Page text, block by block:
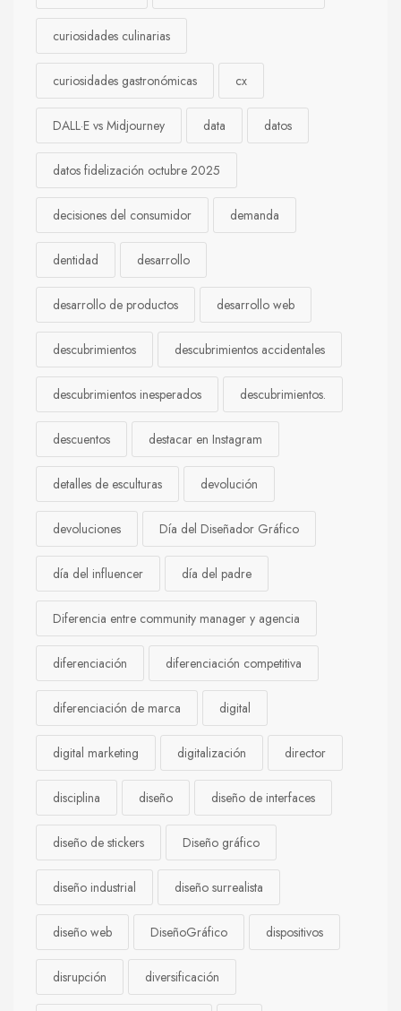
curiosidades culinarias
curiosidades gastronómicas cx
DALL·E vs Midjourney data datos
datos fidelización octubre 2025
decisiones del consumidor demanda
dentidad desarrollo
desarrollo de productos desarrollo web
descubrimientos descubrimientos accidentales
descubrimientos inesperados descubrimientos.
descuentos destacar en Instagram
detalles de esculturas devolución
devoluciones Día del Diseñador Gráfico
día del influencer día del padre
Diferencia entre community manager y agencia
diferenciación diferenciación competitiva
diferenciación de marca digital
digital marketing digitalización director
disciplina diseño diseño de interfaces
diseño de stickers Diseño gráfico
diseño industrial diseño surrealista
diseño web DiseñoGráfico dispositivos
disrupción diversificación